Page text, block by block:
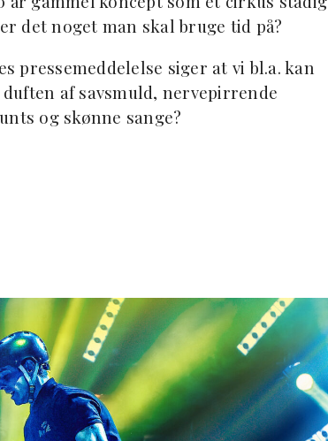
det noget man skal bruge tid på?
pressemeddelelse siger at vi bl.a. kan
af savsmuld, nervepirrende
og skønne sange?